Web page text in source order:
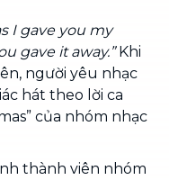
I gave you my
gave it away.”Khi
người yêu nhạc
hát theo lời ca
của nhóm nhạc
thành viên nhóm